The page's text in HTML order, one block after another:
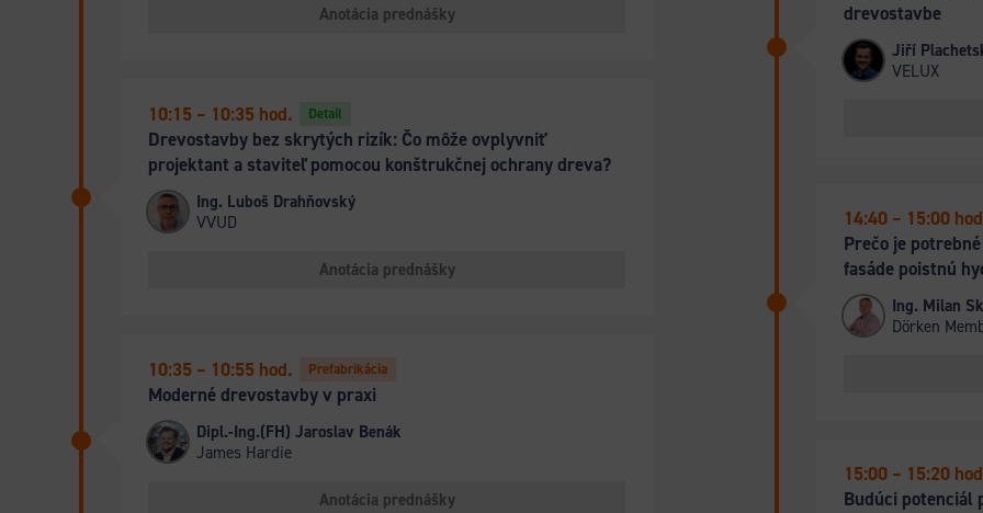
Anotácia prednášky
10:15 – 10:35 hod. Detail
Drevostavby bez skrytých rizík: Čo môže ovplyvniť
projektant a staviteľ pomocou konštrukčnej ochrany dreva?
Ing. Luboš Drahňovský
VVUD
Anotácia prednášky
10:35 – 10:55 hod. Prefabrikácia
Moderné drevostavby v praxi
Dipl.-Ing.(FH) Jaroslav Benák
James Hardie
Anotácia prednášky
drevostavbe
Jiří
VELUX
14:40 – 15:00
Prečo je
fasáde poistnú
Ing. Milan
Dörken
15:00 – 15:20
Budúci potenciál